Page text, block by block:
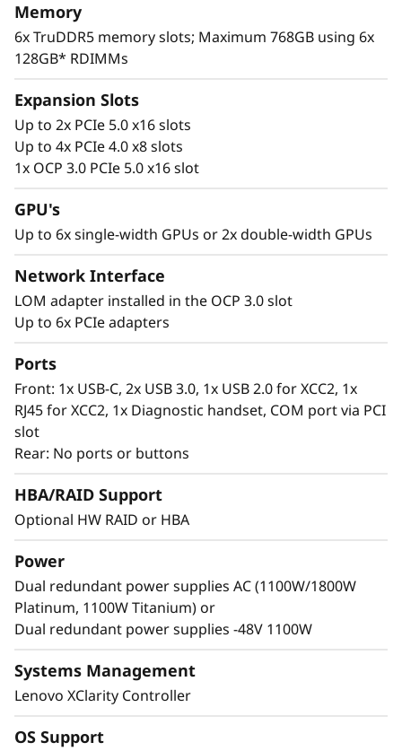
o
n
o
d
a
ó
n
d
e
a
g
a
Prepárese para las condiciones más
Al combinar la excelencia de Lenovo en
ingeniería de hardware y software, el
entornos más exigentes. Puede funcionar a
una temperatura de hasta 55 °C con
exigentes o a 40 dBA para uso más relajado.
Este versátil sistema también puede cumplir
las normas NEBS e incluso dispone de
filtración de aire con un sensor para detectar
Memory
6x TruDDR5 memory slots; Maximum 768GB using 6x
128GB* RDIMMs
Expansion Slots
Up to 2x PCIe 5.0 x16 slots
Up to 4x PCIe 4.0 x8 slots
1x OCP 3.0 PCIe 5.0 x16 slot
GPU's
Up to 6x single-width GPUs or 2x double-width GPUs
Network Interface
LOM adapter installed in the OCP 3.0 slot
Up to 6x PCIe adapters
Ports
Front: 1x USB-C, 2x USB 3.0, 1x USB 2.0 for XCC2, 1x
RJ45 for XCC2, 1x Diagnostic handset, COM port via PCI
slot
Rear: No ports or buttons
HBA/RAID Support
Optional HW RAID or HBA
Power
Dual redundant power supplies AC (1100W/1800W
Platinum, 1100W Titanium) or
Dual redundant power supplies -48V 1100W
Systems Management
Lenovo XClarity Controller
OS Support